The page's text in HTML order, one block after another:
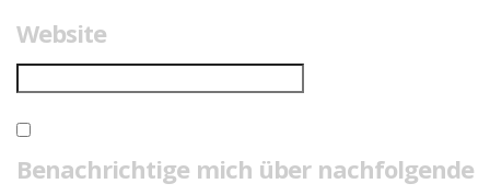
Website
Benachrichtige mich über nachfolgende